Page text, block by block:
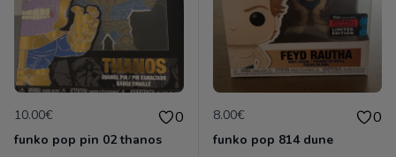
10.00€ 0
funko pop pin 02 thanos
8.00€ 0
funko pop 814 dune